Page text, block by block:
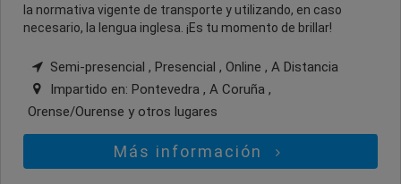
la normativa vigente de transporte y utilizando, en caso
necesario, la lengua inglesa. ¡Es tu momento de brillar!
Semi-presencial , Presencial , Online , A Distancia
Impartido en: Pontevedra , A Coruña ,
Orense/Ourense y otros lugares
Más información